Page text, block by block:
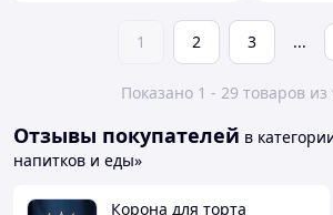
1 2 3 ...
Показано 1 - 29 товаров из
Отзывы покупателей в
напитков и еды»
Корона для торта